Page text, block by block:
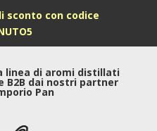
sconto con codice
linea di aromi distillati
B2B dai nostri partner
Pan